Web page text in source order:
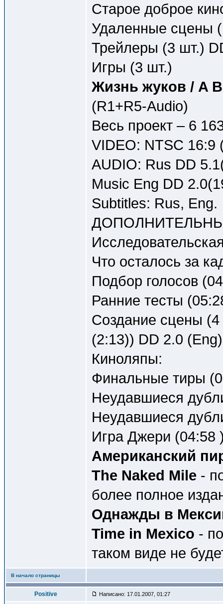
Старое доброе
Удаленные сцены
Трейлеры (3 шт.)
Игры (3 шт.)
Жизнь жуков / A
(R1+R5-Audio)
Весь проект – 6
VIDEO: NTSC 16:9
AUDIO: Rus DD
Music Eng DD
Subtitles: Rus, Eng.
Что осталось за
Подбор голосов
Ранние тесты
Создание сцены (4
(2:13)) DD 2.0 (Eng)
Киноляпы:
Финальные тиры
Неудавшиеся
Неудавшиеся
Игра Джери (04:58
Американский
The Naked Mile -
более полное
Однажды в
Time in Mexico -
таком виде не
В начало страницы
Positive Написано: 17.01.2007, 01:27